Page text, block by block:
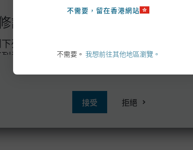
項目
列資料。本條款載述適用於本網站的部分
資料，並接受下述及另載於本網站之相關
下列條款及細則，請勿瀏覽本網站或當中的
洲)有限公司（下稱「我們」）之間的任何
所提供的摩根基金(亞洲)有限公司之產品
接受 拒絕
香港居民，或閣下所屬司法地區的法律及規例容許閣下閱覽這些資料，
較高風險，並通常較易受到價格變動所影響投資者在作出任何投資決定
成投資建議，或要約出售或招攬要約購買任何證券、投資產品或服務，
知。投資者應自行核證。所述觀點與策略不一定適合所有投資者。本
核（但預審批准並不代表證監會之官方推介）。
App Store是Apple Inc.的服務標誌。
不需要，留在香港網站
不需要。 我想前往其他地區瀏覽。